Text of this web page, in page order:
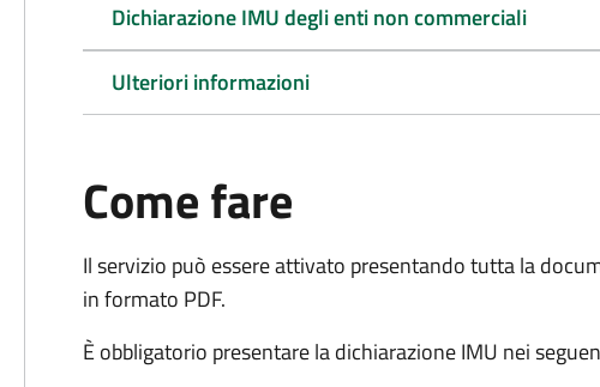
Dichiarazione IMU degli enti non commerciali
Ulteriori informazioni
Come fare
Il servizio può essere attivato presentando tutta la
in formato PDF.
È obbligatorio presentare la dichiarazione IMU nei